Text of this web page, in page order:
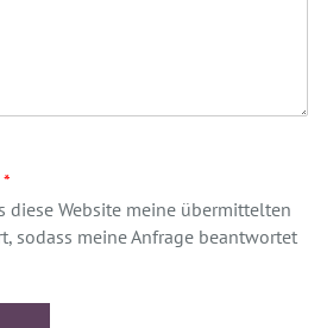
*
diese Website meine übermittelten
sodass meine Anfrage beantwortet